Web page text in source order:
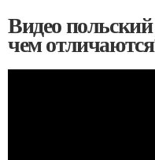
Видео
чем